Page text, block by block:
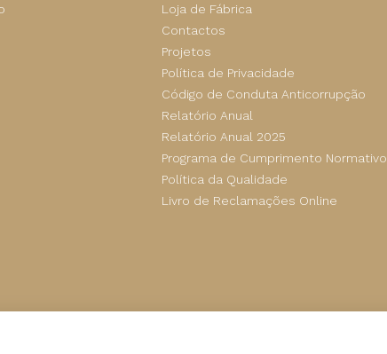
Loja de Fábrica
Contactos
Projetos
Política de Privacidade
Código de Conduta Anticorrupção
Relatório Anual
Relatório Anual 2025
Programa de Cumprimento Normativo
Política da Qualidade
Livro de Reclamações Online